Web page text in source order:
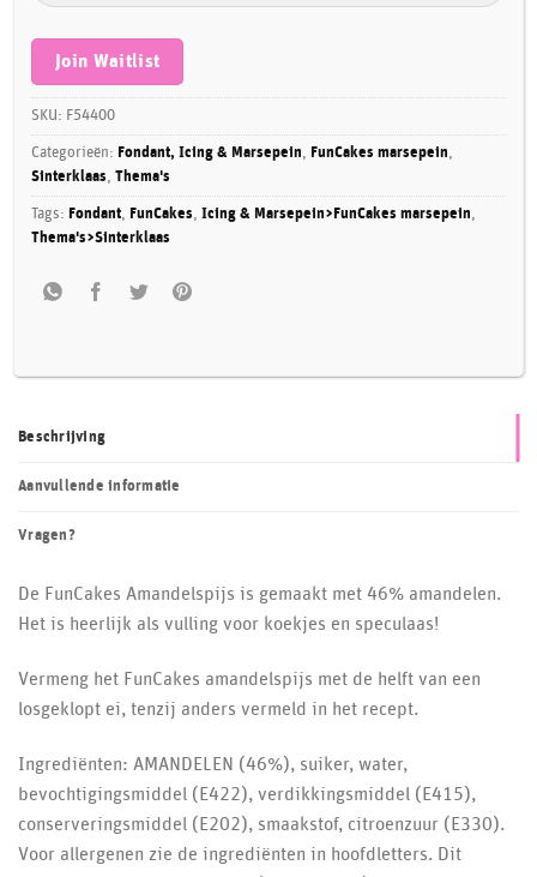
address
to
join
the
waitlist
for
this
product
Join Waitlist
SKU: F54400
Categorieën: Fondant, Icing & Marsepein, FunCakes marsepein,
Sinterklaas,Thema's
Tags: Fondant, FunCakes,Icing & Marsepein>FunCakes marsepein,
Thema's>Sinterklaas
Beschrijving
Aanvullende informatie
Vragen?
De FunCakes Amandelspijs is gemaakt met 46% amandelen.
Het is heerlijk als vulling voor koekjes en speculaas!
Vermeng het FunCakes amandelspijs met de helft van een
losgeklopt ei, tenzij anders vermeld in het recept.
Ingrediënten: AMANDELEN (46%), suiker, water,
bevochtigingsmiddel (E422), verdikkingsmiddel (E415),
conserveringsmiddel (E202), smaakstof, citroenzuur (E330).
Voor allergenen zie de ingrediënten in hoofdletters. Dit